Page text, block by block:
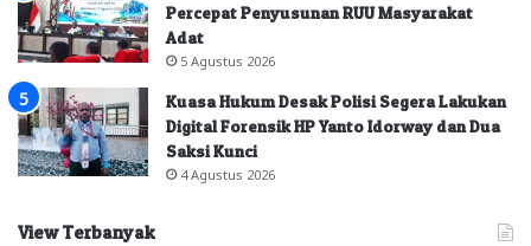
Percepat Penyusunan RUU Masyarakat
Adat
5 Agustus 2026
Kuasa Hukum Desak Polisi Segera Lakukan
Digital Forensik HP Yanto Idorway dan Dua
Saksi Kunci
4 Agustus 2026
View Terbanyak